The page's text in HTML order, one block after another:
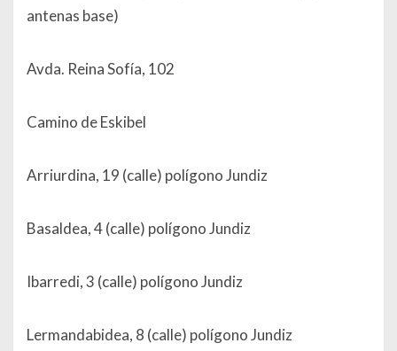
antenas base)
Avda. Reina Sofía, 102
Camino de Eskibel
Arriurdina, 19 (calle) polígono Jundiz
Basaldea, 4 (calle) polígono Jundiz
Ibarredi, 3 (calle) polígono Jundiz
Lermandabidea, 8 (calle) polígono Jundiz